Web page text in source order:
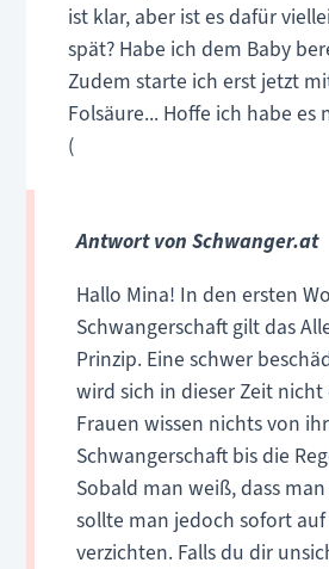
ist klar, aber ist es dafür
spät? Habe ich dem Baby
Zudem starte ich erst jetzt
Folsäure... Hoffe ich habe es
(
Antwort von Schwanger.at
Hallo Mina! In den ersten
Schwangerschaft gilt das
Prinzip. Eine schwer
wird sich in dieser Zeit nicht
Frauen wissen nichts von
Schwangerschaft bis die
Sobald man weiß, dass
sollte man jedoch sofort
verzichten. Falls du dir